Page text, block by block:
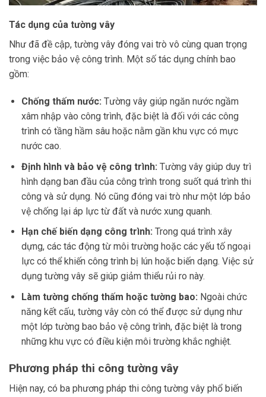
Tác dụng của tường vây
Như đã đề cập, tường vây đóng vai trò vô cùng quan trọng
trong việc bảo vệ công trình. Một số tác dụng chính bao
gồm:
Chống thấm nước: Tường vây giúp ngăn nước ngầm
xâm nhập vào công trình, đặc biệt là đối với các công
trình có tầng hầm sâu hoặc nằm gần khu vực có mực
nước cao.
Định hình và bảo vệ công trình: Tường vây giúp duy trì
hình dạng ban đầu của công trình trong suốt quá trình thi
công và sử dụng. Nó cũng đóng vai trò như một lớp bảo
vệ chống lại áp lực từ đất và nước xung quanh.
Hạn chế biến dạng công trình: Trong quá trình xây
dựng, các tác động từ môi trường hoặc các yếu tố ngoại
lực có thể khiến công trình bị lún hoặc biến dạng. Việc sử
dụng tường vây sẽ giúp giảm thiểu rủi ro này.
Làm tường chống thấm hoặc tường bao: Ngoài chức
năng kết cấu, tường vây còn có thể được sử dụng như
một lớp tường bao bảo vệ công trình, đặc biệt là trong
những khu vực có điều kiện môi trường khắc nghiệt.
Phương pháp thi công tường vây
Hiện nay, có ba phương pháp thi công tường vây phổ biến